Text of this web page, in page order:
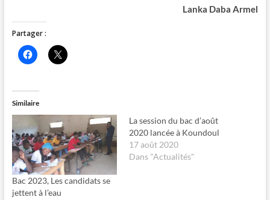
Lanka Daba Armel
Partager :
C
l
e
z
p
o
r
p
a
r
t
a
g
e
r
C
l
o
u
r
p
a
r
t
a
g
e
Similaire
Bac 2023, Les candidats se
jettent à l’eau
La session du bac d’août
2020 lancée à Koundoul
17 août 2020
Dans "Actualités"